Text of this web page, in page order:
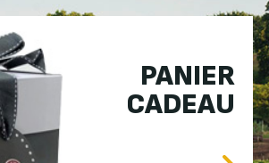
PANIER
CADEAU